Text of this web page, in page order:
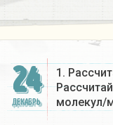
24
ДЕКАБРЬ
1.
молекул/